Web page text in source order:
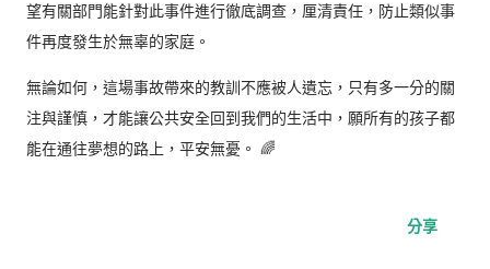
望有關部門能針對此事件進行徹底調查，厘清責任，防止類似事
件再度發生於無辜的家庭。
無論如何，這場事故帶來的教訓不應被人遺忘，只有多一分的關
注與謹慎，才能讓公共安全回到我們的生活中，願所有的孩子都
能在通往夢想的路上，平安無憂。 🌈
分享